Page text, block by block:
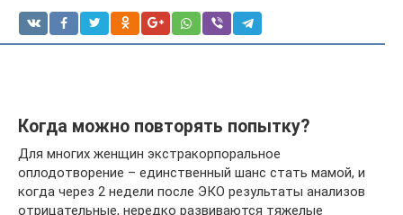
Когда можно повторять попытку?
Для многих женщин экстракорпоральное
оплодотворение – единственный шанс стать мамой, и
когда через 2 недели после ЭКО результаты анализов
отрицательные, нередко развиваются тяжелые